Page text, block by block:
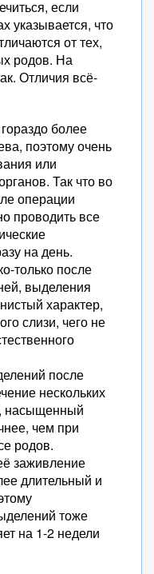
если
указывается, что
от тех,
родов. На
Отличия всё-
более
поэтому очень
или
Так что во
операции
проводить все
на день.
только после
выделения
характер,
слизи, чего не
после
нескольких
насыщенный
чем при
родов.
заживление
длительный и
тоже
на 1-2 недели